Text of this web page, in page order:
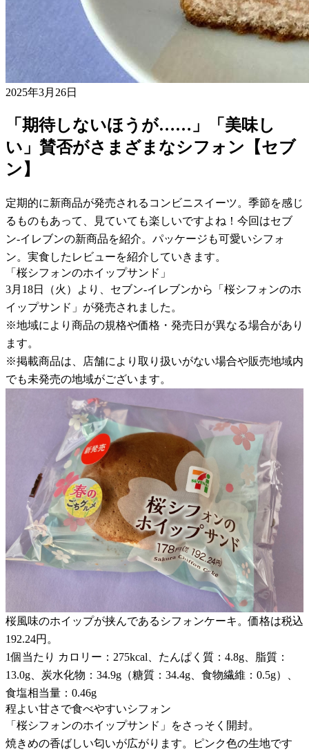
2025年3月26日
「期待しないほうが……」「美味し
い」賛否がさまざまなシフォン【セブ
ン】
定期的に新商品が発売されるコンビニスイーツ。季節を感じ
るものもあって、見ていても楽しいですよね！今回はセブ
ン-イレブンの新商品を紹介。パッケージも可愛いシフォ
ン。実食したレビューを紹介していきます。
「桜シフォンのホイップサンド」
3月18日（火）より、セブン-イレブンから「桜シフォンのホ
イップサンド」が発売されました。
※地域により商品の規格や価格・発売日が異なる場合があり
ます。
※掲載商品は、店舗により取り扱いがない場合や販売地域内
でも未発売の地域がございます。
桜風味のホイップが挟んであるシフォンケーキ。価格は税込
192.24円。
1個当たり カロリー：275kcal、たんぱく質：4.8g、脂質：
13.0g、炭水化物：34.9g（糖質：34.4g、食物繊維：0.5g）、
食塩相当量：0.46g
程よい甘さで食べやすいシフォン
「桜シフォンのホイップサンド」をさっそく開封。
焼きめの香ばしい匂いが広がります。ピンク色の生地です